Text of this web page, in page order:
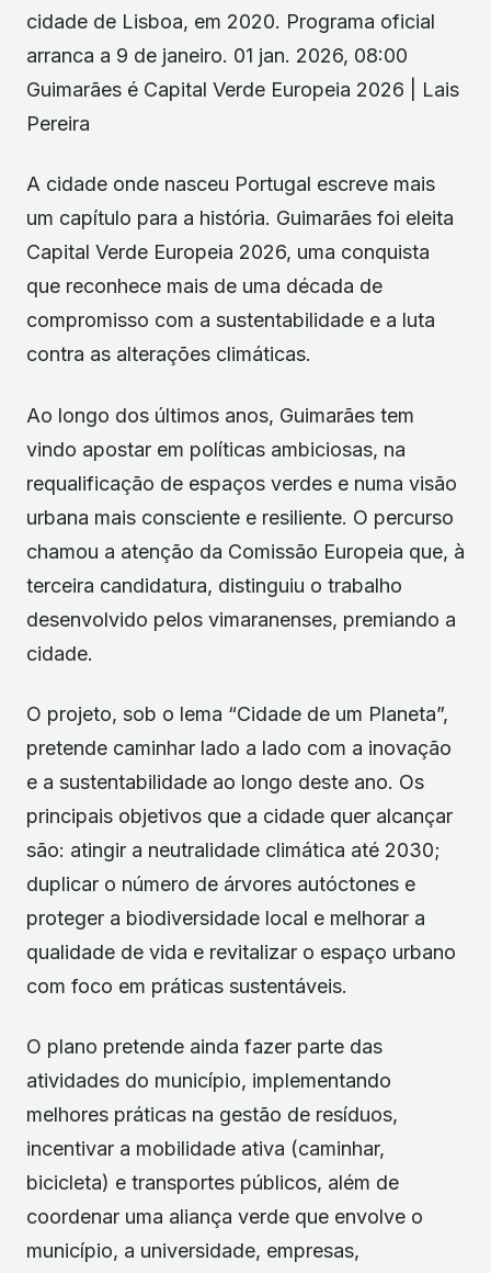
cidade de Lisboa, em 2020. Programa oficial
arranca a 9 de janeiro. 01 jan. 2026, 08:00
Guimarães é Capital Verde Europeia 2026 | Lais
Pereira
A cidade onde nasceu Portugal escreve mais
um capítulo para a história. Guimarães foi eleita
Capital Verde Europeia 2026, uma conquista
que reconhece mais de uma década de
compromisso com a sustentabilidade e a luta
contra as alterações climáticas.
Ao longo dos últimos anos, Guimarães tem
vindo apostar em políticas ambiciosas, na
requalificação de espaços verdes e numa visão
urbana mais consciente e resiliente. O percurso
chamou a atenção da Comissão Europeia que, à
terceira candidatura, distinguiu o trabalho
desenvolvido pelos vimaranenses, premiando a
cidade.
O projeto, sob o lema “Cidade de um Planeta”,
pretende caminhar lado a lado com a inovação
e a sustentabilidade ao longo deste ano. Os
principais objetivos que a cidade quer alcançar
são: atingir a neutralidade climática até 2030;
duplicar o número de árvores autóctones e
proteger a biodiversidade local e melhorar a
qualidade de vida e revitalizar o espaço urbano
com foco em práticas sustentáveis.
O plano pretende ainda fazer parte das
atividades do município, implementando
melhores práticas na gestão de resíduos,
incentivar a mobilidade ativa (caminhar,
bicicleta) e transportes públicos, além de
coordenar uma aliança verde que envolve o
município, a universidade, empresas,